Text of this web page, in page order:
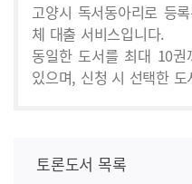
고양시 독서동아리로 등
체 대출 서비스입니다.
동일한 도서를 최대 10
있으며, 신청 시 선택한
토론도서 목록